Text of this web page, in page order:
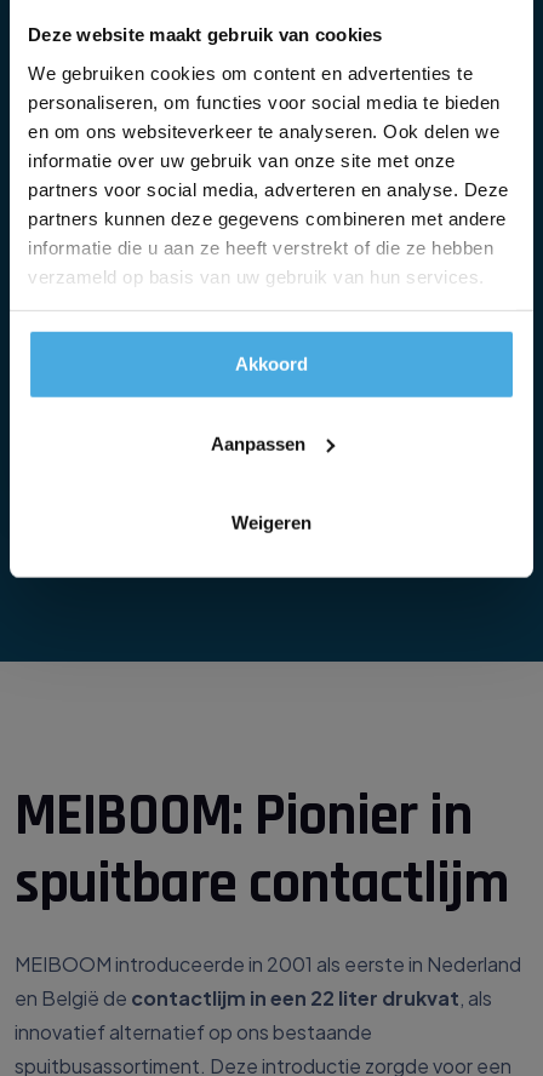
Deze website maakt gebruik van cookies
We gebruiken cookies om content en advertenties te
personaliseren, om functies voor social media te bieden
en om ons websiteverkeer te analyseren. Ook delen we
informatie over uw gebruik van onze site met onze
partners voor social media, adverteren en analyse. Deze
partners kunnen deze gegevens combineren met andere
informatie die u aan ze heeft verstrekt of die ze hebben
verzameld op basis van uw gebruik van hun services.
Akkoord
Aanpassen
Weigeren
Marktleider in de
Benelux
Voor 15:00 uur besteld
dezelfde dag verzonden in Nederland &
Klantenservice 100% bereikbaar
voor specialistische ondersteuning en advies
MEIBOOM: Pionier in
spuitbare contactlijm
MEIBOOM introduceerde in 2001 als eerste in Nederland
en België de contactlijm in een 22 liter drukvat , als
innovatief alternatief op ons bestaande
spuitbusassortiment. Deze introductie zorgde voor een